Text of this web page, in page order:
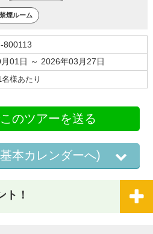
禁煙ルーム
800113
01日 ～ 2026年03月27日
様あたり
のツアーを送る
本カレンダーへ)
ト！